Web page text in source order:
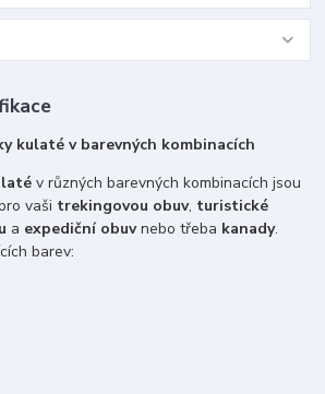
kulaté v barevných kombinacích
v různých barevných kombinacích jsou
vaši trekingovou obuv, turistické
a expediční obuvnebo třeba kanady.
barev: